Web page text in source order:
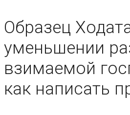
Образец
уменьшении
взимаемой
как написать